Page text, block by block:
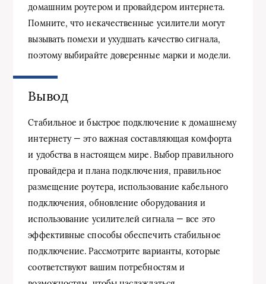
домашним роутером и провайдером интернета.
Помните, что некачественные усилители могут
вызывать помехи и ухудшать качество сигнала,
поэтому выбирайте доверенные марки и модели.
Вывод
Стабильное и быстрое подключение к домашнему
интернету — это важная составляющая комфорта
и удобства в настоящем мире. Выбор правильного
провайдера и плана подключения, правильное
размещение роутера, использование кабельного
подключения, обновление оборудования и
использование усилителей сигнала — все это
эффективные способы обеспечить стабильное
подключение. Рассмотрите варианты, которые
соответствуют вашим потребностям и